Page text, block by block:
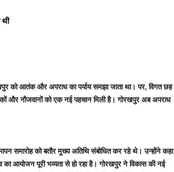
को आतंक और अपराध का पर्याय समझा जाता था। पर, विगत छह
और नौजवानों को एक नई पहचान मिली है। गोरखपुर अब अपराध
समारोह को बतौर मुख्य अतिथि संबोधित कर रहे थे। उन्होंने कहा
का आयोजन पूरी भव्यता से हो रहा है। गोरखपुर ने विकास की नई